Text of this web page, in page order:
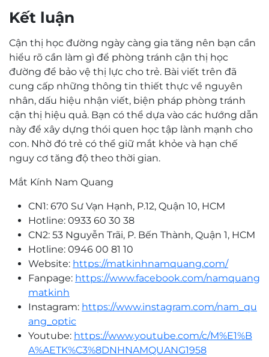
Kết luận
Cận thị học đường ngày càng gia tăng nên bạn cần
hiểu rõ cần làm gì để phòng tránh cận thị học
đường để bảo vệ thị lực cho trẻ. Bài viết trên đã
cung cấp những thông tin thiết thực về nguyên
nhân, dấu hiệu nhận viết, biện pháp phòng tránh
cận thị hiệu quả. Bạn có thể dựa vào các hướng dẫn
này để xây dựng thói quen học tập lành mạnh cho
con. Nhờ đó trẻ có thể giữ mắt khỏe và hạn chế
nguy cơ tăng độ theo thời gian.
Mắt Kính Nam Quang
CN1: 670 Sư Vạn Hạnh, P.12, Quận 10, HCM
Hotline: 0933 60 30 38
CN2: 53 Nguyễn Trãi, P. Bến Thành, Quận 1, HCM
Hotline: 0946 00 81 10
Website: https://matkinhnamquang.com/
Fanpage: https://www.facebook.com/namquang
matkinh
Instagram: https://www.instagram.com/nam_qu
ang_optic
Youtube: https://www.youtube.com/c/M%E1%B
A%AETK%C3%8DNHNAMQUANG1958